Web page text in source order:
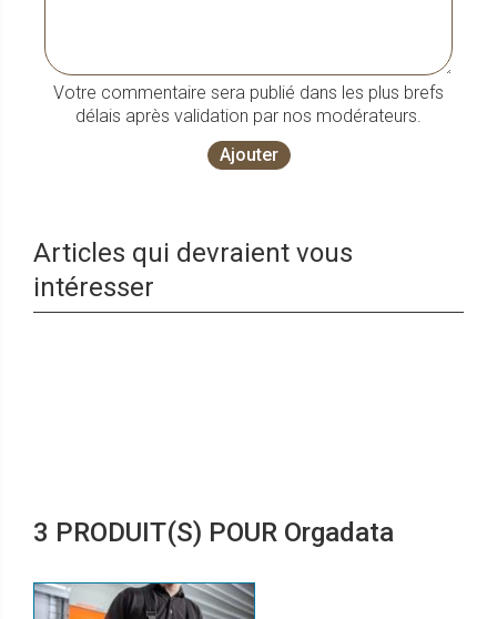
Votre commentaire sera publié dans les plus brefs
délais après validation par nos modérateurs.
Ajouter
Articles qui devraient vous
intéresser
3 PRODUIT(S) POUR Orgadata